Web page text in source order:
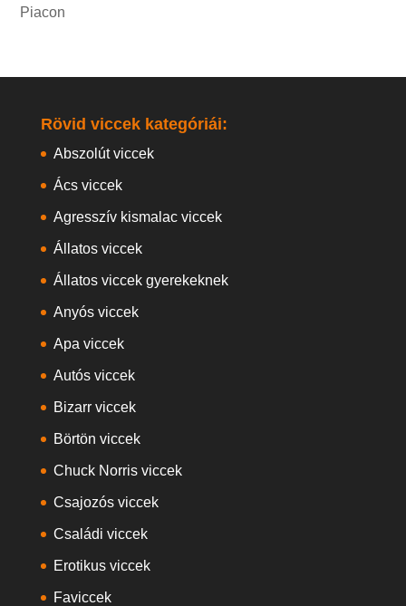
Piacon
Rövid viccek kategóriái:
Abszolút viccek
Ács viccek
Agresszív kismalac viccek
Állatos viccek
Állatos viccek gyerekeknek
Anyós viccek
Apa viccek
Autós viccek
Bizarr viccek
Börtön viccek
Chuck Norris viccek
Csajozós viccek
Családi viccek
Erotikus viccek
Faviccek